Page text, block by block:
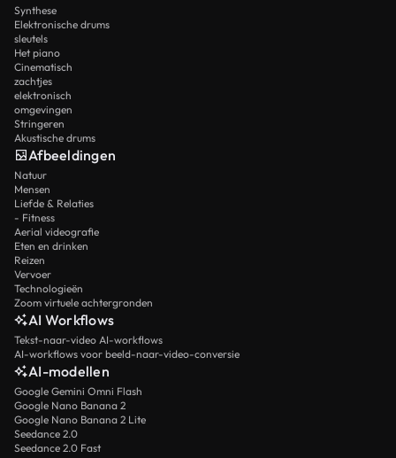
Synthese
Elektronische drums
sleutels
Het piano
Cinematisch
zachtjes
elektronisch
omgevingen
Stringeren
Akustische drums
Afbeeldingen
Natuur
Mensen
Liefde & Relaties
- Fitness
Aerial videografie
Eten en drinken
Reizen
Vervoer
Technologieën
Zoom virtuele achtergronden
AI Workflows
Tekst-naar-video AI-workflows
AI-workflows voor beeld-naar-video-conversie
AI-modellen
Google Gemini Omni Flash
Google Nano Banana 2
Google Nano Banana 2 Lite
Seedance 2.0
Seedance 2.0 Fast